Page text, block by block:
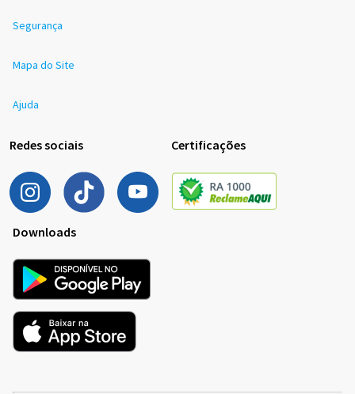
Segurança
Mapa do Site
Ajuda
Redes sociais Certificações
Downloads